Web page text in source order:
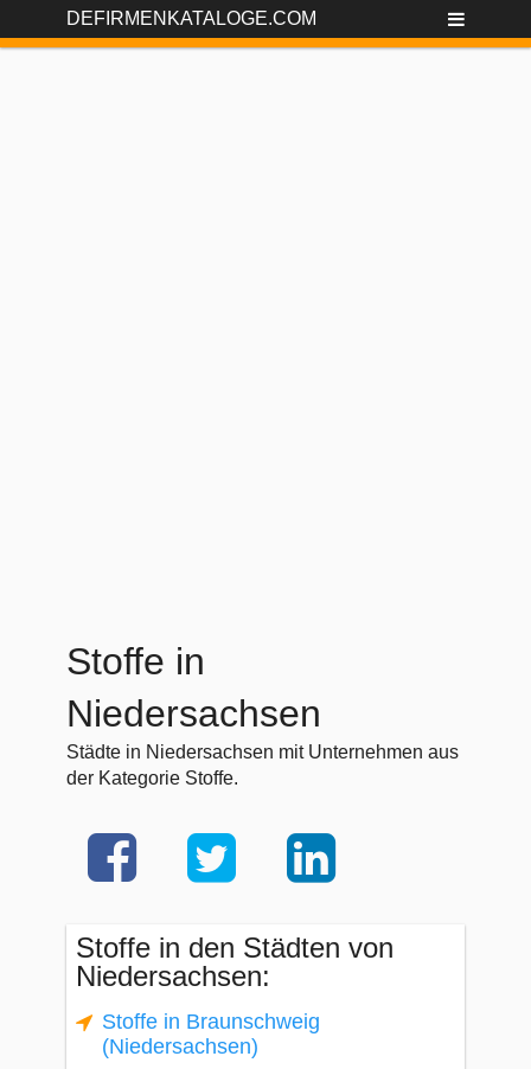
DEFIRMENKATALOGE.COM
Stoffe in
Niedersachsen
Städte in Niedersachsen mit Unternehmen aus
der Kategorie Stoffe.
Stoffe in den Städten von
Niedersachsen:
Stoffe in Braunschweig
(Niedersachsen)